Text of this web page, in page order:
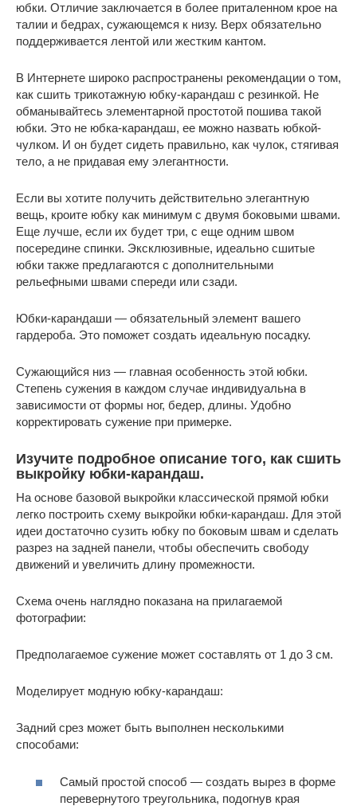
юбки. Отличие заключается в более приталенном крое на
талии и бедрах, сужающемся к низу. Верх обязательно
поддерживается лентой или жестким кантом.
В Интернете широко распространены рекомендации о том,
как сшить трикотажную юбку-карандаш с резинкой. Не
обманывайтесь элементарной простотой пошива такой
юбки. Это не юбка-карандаш, ее можно назвать юбкой-
чулком. И он будет сидеть правильно, как чулок, стягивая
тело, а не придавая ему элегантности.
Если вы хотите получить действительно элегантную
вещь, кроите юбку как минимум с двумя боковыми швами.
Еще лучше, если их будет три, с еще одним швом
посередине спинки. Эксклюзивные, идеально сшитые
юбки также предлагаются с дополнительными
рельефными швами спереди или сзади.
Юбки-карандаши — обязательный элемент вашего
гардероба. Это поможет создать идеальную посадку.
Сужающийся низ — главная особенность этой юбки.
Степень сужения в каждом случае индивидуальна в
зависимости от формы ног, бедер, длины. Удобно
корректировать сужение при примерке.
Изучите подробное описание того, как сшить
выкройку юбки-карандаш.
На основе базовой выкройки классической прямой юбки
легко построить схему выкройки юбки-карандаш. Для этой
идеи достаточно сузить юбку по боковым швам и сделать
разрез на задней панели, чтобы обеспечить свободу
движений и увеличить длину промежности.
Схема очень наглядно показана на прилагаемой
фотографии:
Предполагаемое сужение может составлять от 1 до 3 см.
Моделирует модную юбку-карандаш:
Задний срез может быть выполнен несколькими
способами:
Самый простой способ — создать вырез в форме
перевернутого треугольника, подогнув края